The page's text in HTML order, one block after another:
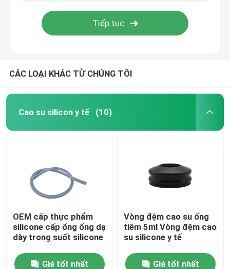
CÁC LOẠI KHÁC TỪ CHÚNG TÔI
Cao su silicon y tế (10)
OEM cấp thực phẩm
silicone cấp ống ống dạ
dày trong suốt silicone
Giá tốt nhất
Vòng đệm cao su ống
tiêm 5ml Vòng đệm cao
su silicone y tế
Giá tốt nhất